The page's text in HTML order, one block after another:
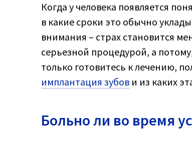
Когда у человека появляется
в какие сроки это обычно
внимания – страх становится
серьезной процедурой, а
только готовитесь к лечению,
имплантация зубов и из каких
Больно ли во время